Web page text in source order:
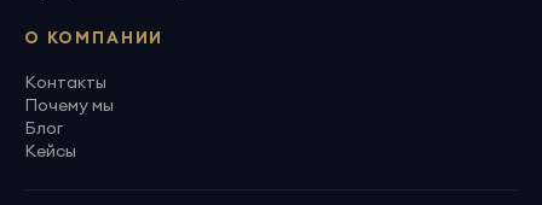
О КОМПАНИИ
Контакты
Почему мы
Блог
Кейсы